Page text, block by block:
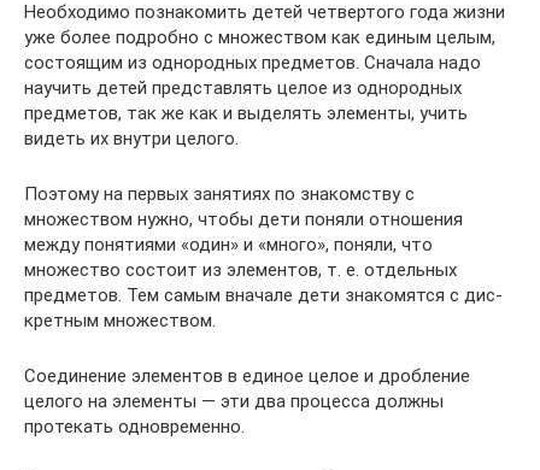
Необходимо познакомить детей четвертого года жизни
уже более подробно с множеством как единым целым,
состоящим из однородных предметов. Сначала надо
научить детей представ­лять целое из однородных
предметов, так же как и выделять элементы, учить
видеть их внутри целого.
Поэтому на первых занятиях по знакомству с
множеством нужно, чтобы дети поняли отношения
между понятиями «один» и «много», поняли, что
множество состоит из элементов, т. е. от­дельных
предметов. Тем самым вначале дети знакомятся с дис­
кретным множеством.
Соединение элементов в единое целое и дробление
целого на элементы — эти два процесса должны
протекать одновременно.